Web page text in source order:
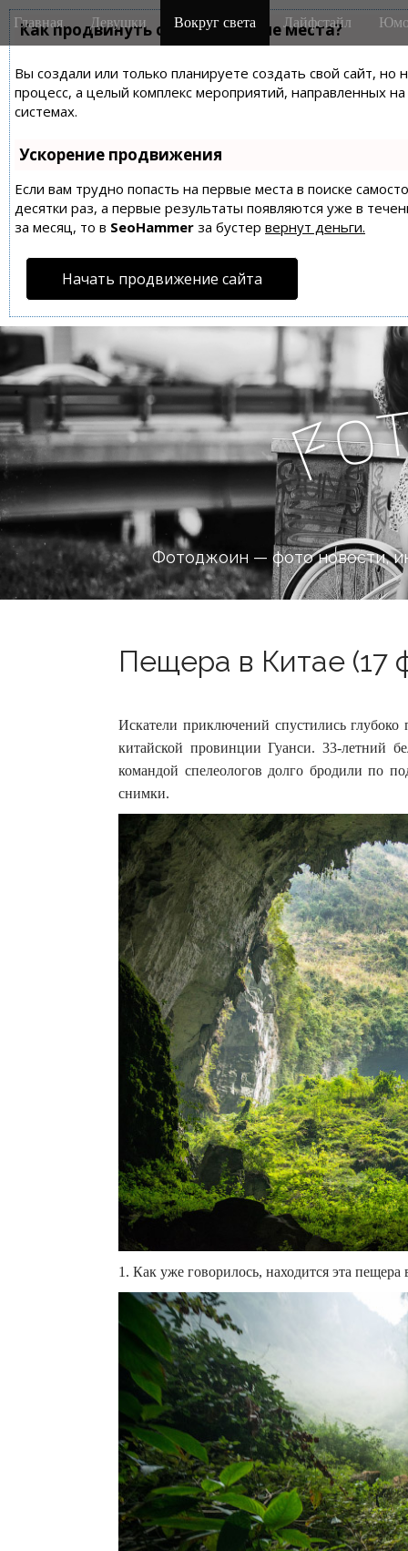
Как продвинуть сайт на первые места?
Вы создали или только планируете создать свой сайт,
процесс, а целый комплекс мероприятий, направленных
системах.
Ускорение продвижения
Если вам трудно попасть на первые места в поиске
десятки раз, а первые результаты появляются уже в
за месяц, то в SeoHammer за бустер вернут деньги.
Начать продвижение сайта
M
a
n
m
e
n
u
i
Главная Девушки Вокруг света Лайфстайл
Fo
Фотоджоин — фото новости,
Пещера в Китае (17
Искатели приключений спустились
китайской провинции Гуанси. 33-летний
командой спелеологов долго бродили по
снимки.
1. Как уже говорилось, находится эта